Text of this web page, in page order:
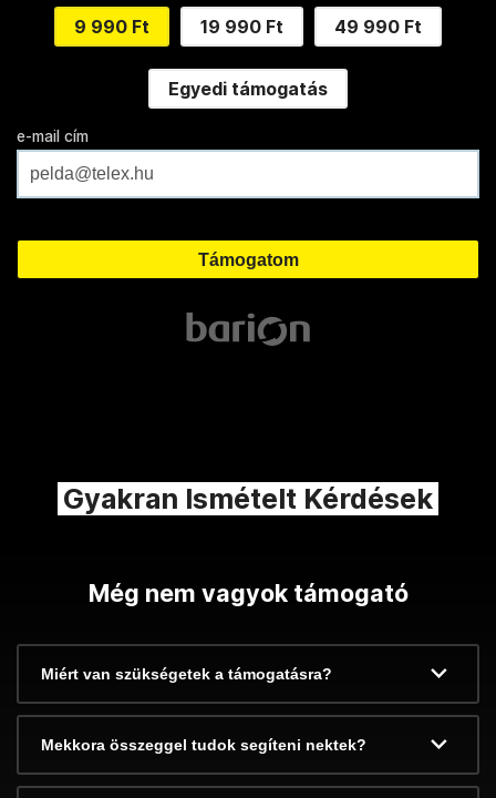
9 990 Ft 19 990 Ft 49 990 Ft
Egyedi támogatás
e-mail cím
Gyakran Ismételt Kérdések
Még nem vagyok támogató
Miért van szükségetek a támogatásra?
Mekkora összeggel tudok segíteni nektek?